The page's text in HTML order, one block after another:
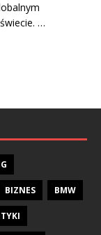
…
BIZNES BMW